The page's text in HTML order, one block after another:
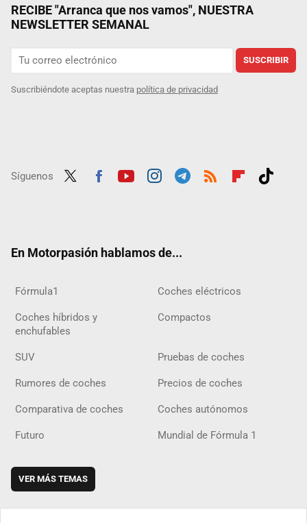
RECIBE "Arranca que nos vamos", NUESTRA
NEWSLETTER SEMANAL
SUSCRIBIR
Suscribiéndote aceptas nuestra política de privacidad
Síguenos
En Motorpasión hablamos de...
Fórmula1 Coches eléctricos
Coches híbridos y
enchufables
Compactos
SUV Pruebas de coches
Rumores de coches Precios de coches
Comparativa de coches Coches autónomos
Futuro Mundial de Fórmula 1
VER MÁS TEMAS